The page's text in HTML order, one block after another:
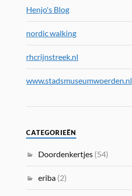
Henjo's Blog
nordic walking
rhcrijnstreek.nl
www.stadsmuseumwoerden.nl
CATEGORIEËN
Doordenkertjes (54)
eriba (2)